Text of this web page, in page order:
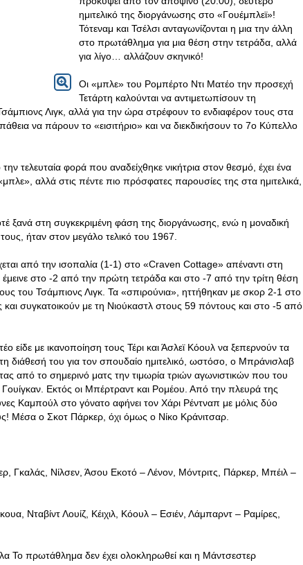
ημιτελικό της διοργάνωσης στο «Γουέμπλεϊ»!
Τότεναμ και Τσέλσι ανταγωνίζονται η μια την άλλη
στο πρωτάθλημα για μια θέση στην τετράδα, αλλά
για λίγο… αλλάζουν σκηνικό!
Οι «μπλε» του Ρομπέρτο Ντι Ματέο την προσεχή
Τετάρτη καλούνται να αντιμετωπίσουν τη
Λιγκ, αλλά για την ώρα στρέφουν το ενδιαφέρον τους στα
να πάρουν το «εισιτήριο» και να διεκδικήσουν το 7ο Κύπελλο
τελευταία φορά που αναδείχθηκε νικήτρια στον θεσμό, έχει ένα
αλλά στις πέντε πιο πρόσφατες παρουσίες της στα ημιτελικά,
ξανά στη συγκεκριμένη φάση της διοργάνωσης, ενώ η μοναδική
ήταν στον μεγάλο τελικό του 1967.
από την ισοπαλία (1-1) στο «Craven Cottage» απέναντι στη
στο -2 από την πρώτη τετράδα και στο -7 από την τρίτη θέση
του Τσάμπιονς Λιγκ. Τα «σπιρούνια», ηττήθηκαν με σκορ 2-1 στο
και συγκατοικούν με τη Νιούκαστλ στους 59 πόντους και στο -5 από
είδε με ικανοποίηση τους Τέρι και Άσλεϊ Κόουλ να ξεπερνούν τα
διάθεσή του για τον σπουδαίο ημιτελικό, ωστόσο, ο Μπράνισλαβ
από το σημερινό ματς την τιμωρία τριών αγωνιστικών που του
Γουίγκαν. Εκτός οι Μπέρτραντ και Ρομέου. Από την πλευρά της
Καμπούλ στο γόνατο αφήνει τον Χάρι Ρέντναπ με μόλις δύο
Μέσα ο Σκοτ Πάρκερ, όχι όμως ο Νίκο Κράνιτσαρ.
Γκαλάς, Νίλσεν, Άσου Εκοτό – Λένον, Μόντριτς, Πάρκερ, Μπέιλ –
Νταβίντ Λουίζ, Κέιχιλ, Κόουλ – Εσιέν, Λάμπαρντ – Ραμίρες,
Το πρωτάθλημα δεν έχει ολοκληρωθεί και η Μάντσεστερ